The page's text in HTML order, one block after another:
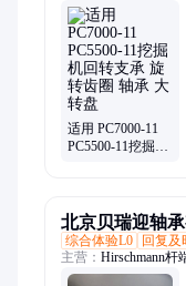
卡特原厂件、推土
缸、接地件、刀角板
6040、驱动齿 齿块
矿山品质、矿山铲斗
适用 PC7000-11
PC5500-11挖掘机
北京贝瑞迎轴
综合体验L0
回复及
主营： Hirschmann
封、Durbal杆端轴承